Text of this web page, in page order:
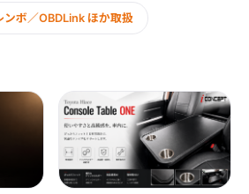
ンボ／OBDLink ほか取扱